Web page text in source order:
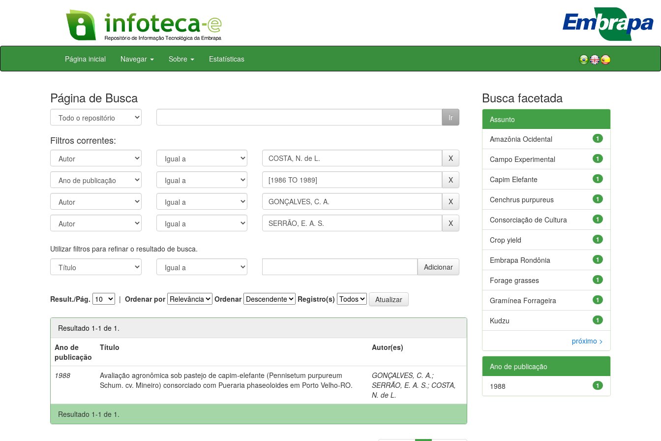
Skip
Página inicial Navegar Sobre Estatísticas
Página de Busca
Filtros correntes:
Utilizar filtros para refinar o resultado de busca.
Result./Pág. | Ordenar por Ordenar Registro(s)
Resultado 1-1 de 1.
Ano de
publicação
Título Autor(es)
1988
Avaliação agronômica sob pastejo de capim-elefante (Pennisetum purpureum
Schum. cv. Mineiro) consorciado com Pueraria phaseoloides em Porto Velho-RO.
GONÇALVES, C. A.;
SERRÃO, E. A. S.; COSTA,
N. de L.
Resultado 1-1 de 1.
Busca facetada
Assunto
1
Amazônia Ocidental
1
Campo Experimental
1
Capim Elefante
1
Cenchrus purpureus
1
Consorciação de Cultura
1
Crop yield
1
Embrapa Rondônia
1
Forage grasses
1
Gramínea Forrageira
1
Kudzu
próximo >
Ano de publicação
1
1988